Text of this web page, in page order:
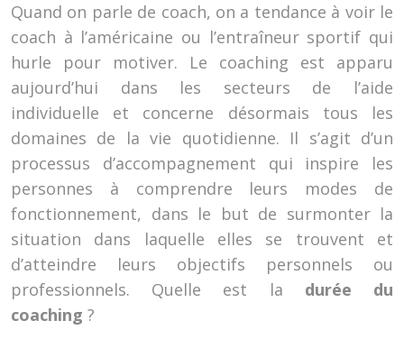
Quand on parle de coach, on a tendance à voir le
coach à l’américaine ou l’entraîneur sportif qui
hurle pour motiver. Le coaching est apparu
aujourd’hui dans les secteurs de l’aide
individuelle et concerne désormais tous les
domaines de la vie quotidienne. Il s’agit d’un
processus d’accompagnement qui inspire les
personnes à comprendre leurs modes de
fonctionnement, dans le but de surmonter la
situation dans laquelle elles se trouvent et
d’atteindre leurs objectifs personnels ou
professionnels. Quelle est la durée du
coaching ?